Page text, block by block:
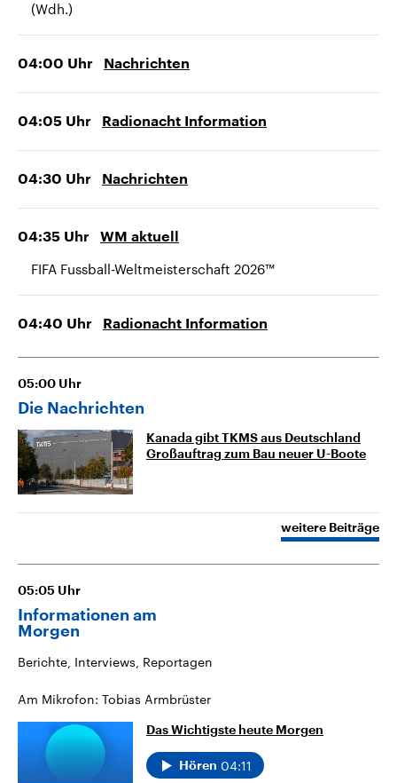
(Wdh.)
04:00 Uhr Nachrichten
04:05 Uhr Radionacht Information
04:30 Uhr Nachrichten
04:35 Uhr WM aktuell
FIFA Fussball-Weltmeisterschaft 2026™
04:40 Uhr Radionacht Information
05:00 Uhr
Die Nachrichten
Kanada gibt TKMS aus Deutschland
Großauftrag zum Bau neuer U-Boote
weitere Beiträge
05:05 Uhr
Informationen am
Morgen
Berichte, Interviews, Reportagen
Am Mikrofon: Tobias Armbrüster
Das Wichtigste heute Morgen
Hören 04:11